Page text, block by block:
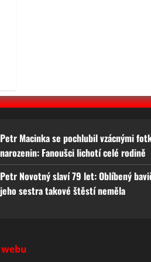
Petr Macinka se pochlubil vzácnými
narozenin: Fanoušci lichotí celé rodině
Petr Novotný slaví 79 let: Oblíbený
jeho sestra takové štěstí neměla